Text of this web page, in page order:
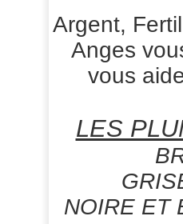
Argent,
Anges
vous
LES
NOIRE ET